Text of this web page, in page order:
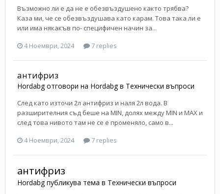
Възможно ли е да не е обезвъздушено както трябва?
Каза ми, че се обезвъздушава като карам. Това така ли е
или има някакъв по- специфичен начин за...
4 Ноември, 2024
7 replies
антифриз
Hordabgотговори на Hordabgв Технически въпроси
След като източи 2л антифриз и наля 2л вода. В
разширителния съд беше на MIN, долях между MIN и MAX и
след това нивото там не се е променяло, само в...
4 Ноември, 2024
7 replies
антифриз
Hordabgпубликува тема в Технически въпроси